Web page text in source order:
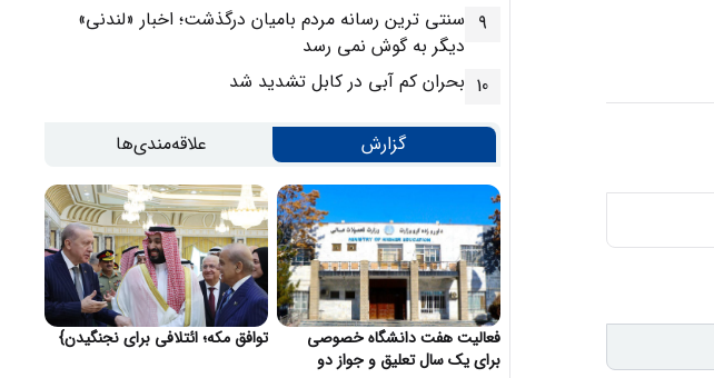
9 سنتی ترین رسانه مردم بامیان درگذشت؛ اخبار «لندنی»
دیگر به گوش نمی رسد
10 بحران کم آبی در کابل تشدید شد
گزارش علاقه‌مندی‌ها
فعالیت هفت دانشگاه خصوصی
برای یک سال تعلیق و جواز دو
توافق مکه؛ ائتلافی برای نجنگیدن}